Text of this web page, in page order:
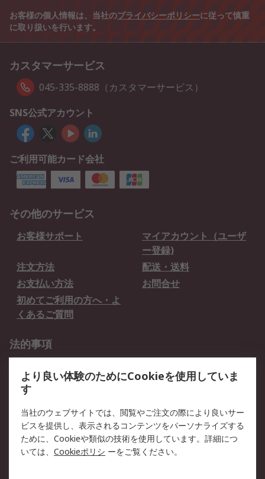
お客様の個人情報は、当社のプライバシーポリシーに従って慎重
に取り扱いを行います。
カスタマーサービス
045-335-8888（カスタマーサービス）
SNS公式アカウント
ご利用可能カード会社
その他のサービス
お客様サポート
マイアカウント（ユーザ
ー登録)
注文方法
配送・送料
お支払い方法
お問合せ
初めてご利用の方へ・よ
くあるご質問
法的事項
クッキーポリシー
RSについて
会社概要
採用情報
プレスリリース＆お知ら
コーポレートサイト
より良い体験のためにCookieを使用していま
す
当社のウェブサイトでは、閲覧やご注文の際により良いサー
ビスを提供し、表示されるコンテンツをパーソナライズする
ために、Cookieや類似の技術を使用しています。詳細につ
いては、 Cookieポリシ ーをご覧ください。